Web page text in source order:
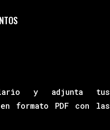
y adjunta tus
formato PDF con las